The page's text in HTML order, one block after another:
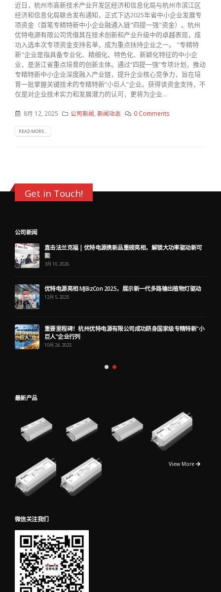
近日，杭州市高新技术产业开发区经济和信息化局与杭州市滨江区
经济和信息化局联合发布通知，正式下达2025年省中小企业发展专
项资金（首笔专精特新中小企业融通入链"四提一强"资金）。杭州
优特电源有限公司凭借其在技术创新和产业升级中的卓越表现，成
功入选本次专项资金支持名单，成为重点扶持企业之一。 "专精特
新"企业是指具备专业化、精细化、特色化、新颖化特征的中小企
业，是浙江省重点培育的创新主体。通过“四提一强”专项计划，推动
专精特新中小企业深度融入产业链，提升企业核心竞争力，旨在培
育一批掌握关键技术的专精特新“小巨人”企业。获得该资金支持，不
仅是对企业技术实力和发展潜力的认可，更将为企业...
8月 12, 2025 公司新闻 ,新闻动态 0 Comments
READ MORE...
Get in Touch!
公司新闻
直击法兰克福 | 优特电源携新品重磅亮相，解锁大功率驱动新可
能
3月 10, 2026
优特电源亮相 MJBizCon 2025，展示新一代多路输出植物灯驱动
12月 5, 2025
重要里程碑！杭州优特电源有限公司成功跻身国家级专精特新“小
巨人”企业行列
10月 24, 2025
最新产品
View More
微信关注我们